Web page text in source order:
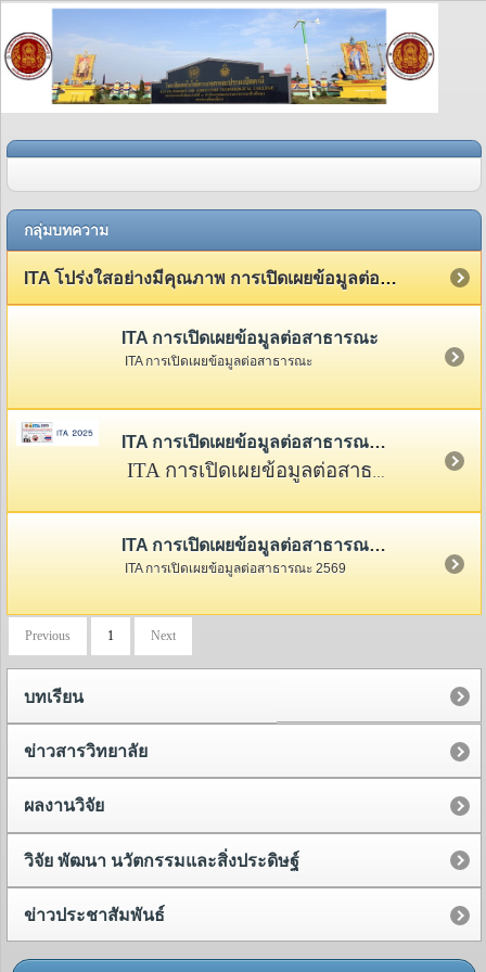
กลุ่มบทความ
ITA โปร่งใสอย่างมีคุณภาพ การเปิดเผยข้อมูลต่อสาธารณะ
ITA การเปิดเผยข้อมูลต่อสาธารณะ
ITA การเปิดเผยข้อมูลต่อสาธารณะ
ITA การเปิดเผยข้อมูลต่อสาธารณะ 2568
ITA การเปิดเผยข้อมูลต่อสาธารณะ 2569
ITA การเปิดเผยข้อมูลต่อสาธารณะ 2569
Previous 1 Next
บทเรียน
ข่าวสารวิทยาลัย
ผลงานวิจัย
วิจัย พัฒนา นวัตกรรมและสิ่งประดิษฐ์
ข่าวประชาสัมพันธ์